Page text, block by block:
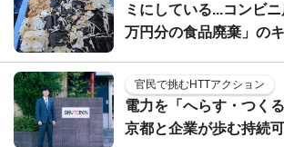
ミにしている...コンビ
万円分の食品廃棄」の
官民で挑むHTTアクション
電力を「へらす・つく
京都と企業が歩む持続